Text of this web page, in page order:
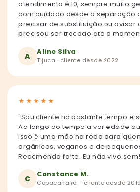
atendimento é 10, sempre muito
com cuidado desde a separação
precisar de substituição ou avisar
precisou ser trocado até o
A Aline Silva
Tijuca · cliente desde 2022
★ ★ ★ ★ ★
"Sou cliente há bastante tempo e
Ao longo do tempo a variedade
isso é uma mão na roda para
orgânicos, veganos e de
Recomendo forte. Eu não vivo
C Constance M.
Copacanana - cliente desde 2019